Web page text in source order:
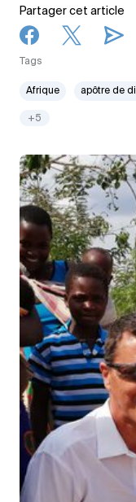
Partager cet article
Tags
Afrique apôtre de
+5